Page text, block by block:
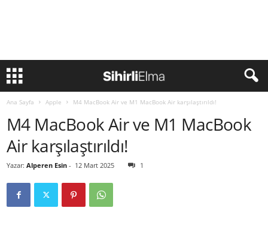
Ana Sayfa Apple M4 MacBook Air ve M1 MacBook Air karşılaştırıldı!
M4 MacBook Air ve M1 MacBook
Air karşılaştırıldı!
Yazar: Alperen Esin - 12 Mart 2025 1